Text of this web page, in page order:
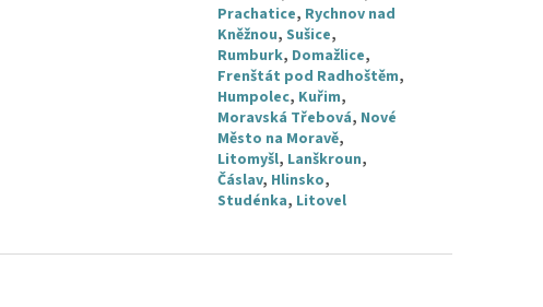
Prachatice, Rychnov nad
Kněžnou,Sušice,
Rumburk, Domažlice,
Frenštát pod Radhoštěm,
Humpolec, Kuřim,
Moravská Třebová, Nové
Město na Moravě,
Litomyšl, Lanškroun,
Čáslav, Hlinsko,
Studénka, Litovel